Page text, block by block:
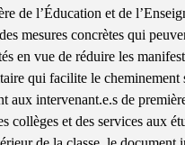
de l’Éducation et de
mesures concrètes qui
en vue de réduire les
qui facilite le cheminement
aux intervenant.e.s de
collèges et des services aux